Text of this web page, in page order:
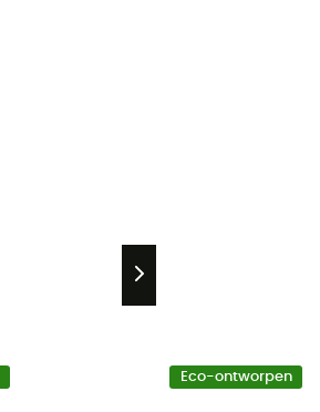
Eco-ontworpen